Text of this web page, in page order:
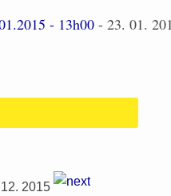
- 13h00- 23. 01.
2015